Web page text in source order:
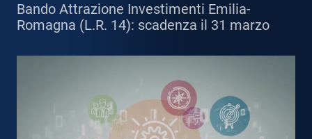
Bando Attrazione Investimenti Emilia-
Romagna (L.R. 14): scadenza il 31 marzo